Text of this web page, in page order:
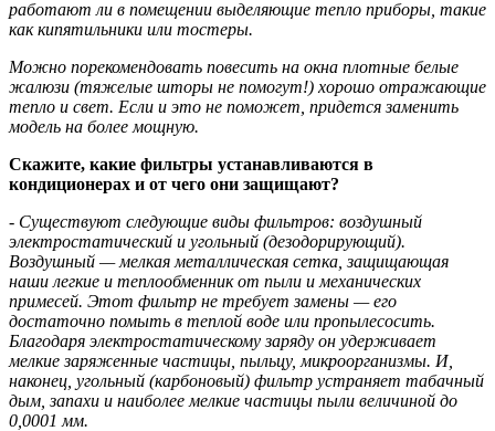
работают ли в помещении выделяющие тепло приборы, такие
как кипятильники или тостеры.
Можно порекомендовать повесить на окна плотные белые
жалюзи (тяжелые шторы не помогут!) хорошо отражающие
тепло и свет. Если и это не поможет, придется заменить
модель на более мощную.
Скажите, какие фильтры устанавливаются в
кондиционерах и от чего они защищают?
- Существуют следующие виды фильтров: воздушный
электростатический и угольный (дезодорирующий).
Воздушный — мелкая металлическая сетка, защищающая
наши легкие и теплообменник от пыли и механических
примесей. Этот фильтр не требует замены — его
достаточно помыть в теплой воде или пропылесосить.
Благодаря электростатическому заряду он удерживает
мелкие заряженные частицы, пыльцу, микроорганизмы. И,
наконец, угольный (карбоновый) фильтр устраняет табачный
дым, запахи и наиболее мелкие частицы пыли величиной до
0,0001 мм.